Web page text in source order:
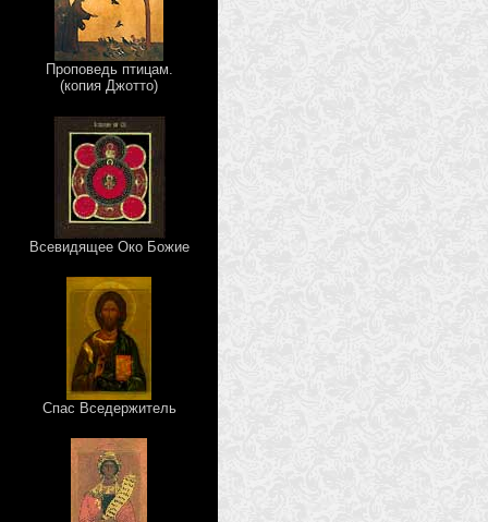
Проповедь птицам.
(копия Джотто)
Всевидящее Око Божие
Спас Вседержитель